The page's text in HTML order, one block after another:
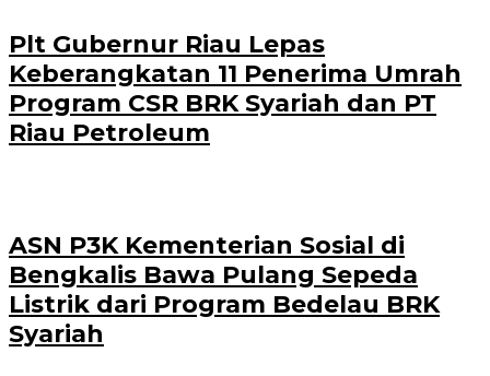
Plt Gubernur Riau Lepas
Keberangkatan 11 Penerima Umrah
Program CSR BRK Syariah dan PT
Riau Petroleum
ASN P3K Kementerian Sosial di
Bengkalis Bawa Pulang Sepeda
Listrik dari Program Bedelau BRK
Syariah